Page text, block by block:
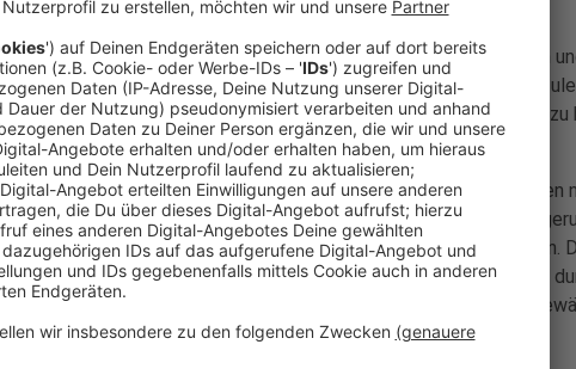
Nachdem die Bahn erst bis Ende 2023 die Flutschäden beseitigen
wiederaufnehmen wollte, wurde es dann "bis Sommer 2024" und
Sommerferien". Seit Freitag ist klar: auch dieser Zeitplan ist nicht
von Herbst.
Der Gleisbau stockt, weil die beauftragte Firma die neuen Schienen
Termin angeliefert hat. Außerdem habe der viele Regen zu
Bahn-Sprecher. Zusätzlich wartet die Bahn noch auf ein Gutachten.
festgestellt, dass in Bad Münstereifel 100 Meter einer Böschung
Experten klären jetzt, was zu tun ist, um die Standsicherheit zu
sollen erst Ende August vorliegen.